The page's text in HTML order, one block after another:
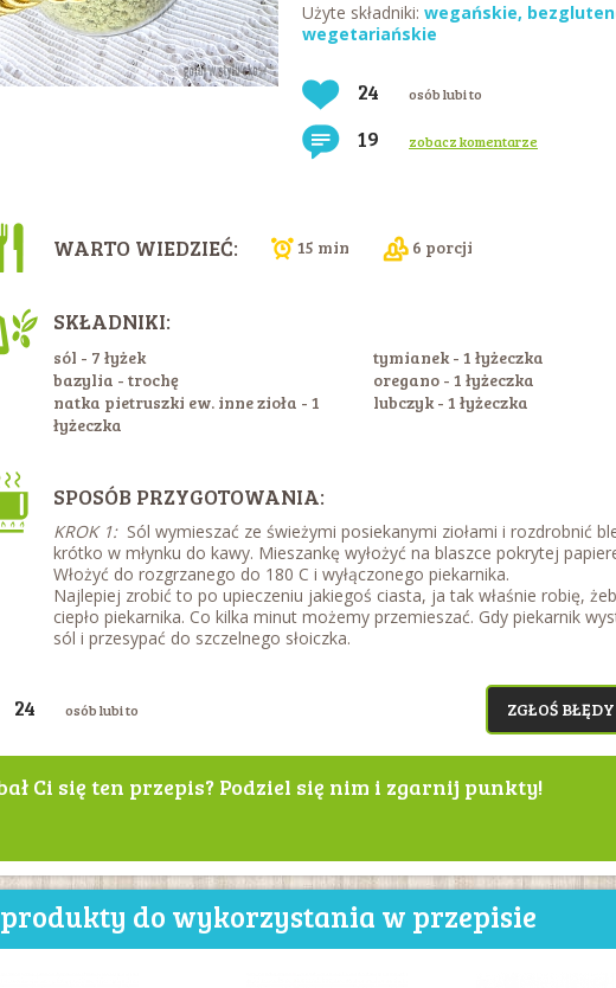
Użyte składniki: wegańskie,
wegetariańskie
24 osób lubi to
19 zobacz komentarze
WARTO WIEDZIEĆ: 15 min 6 porcji
SKŁADNIKI:
sól - 7 łyżek
bazylia - trochę
natka pietruszki ew. inne zioła - 1
łyżeczka
tymianek - 1 łyżeczka
oregano - 1 łyżeczka
lubczyk - 1 łyżeczka
SPOSÓB PRZYGOTOWANIA:
KROK 1:Sól wymieszać ze świeżymi posiekanymi ziołami i rozdrobnić
krótko w młynku do kawy. Mieszankę wyłożyć na blaszce pokrytej
Włożyć do rozgrzanego do 180 C i wyłączonego piekarnika.
Najlepiej zrobić to po upieczeniu jakiegoś ciasta, ja tak właśnie robię,
ciepło piekarnika. Co kilka minut możemy przemieszać. Gdy piekarnik
sól i przesypać do szczelnego słoiczka.
24 osób lubi to ZGŁOŚ
Ci się ten przepis? Podziel się nim i zgarnij punkty!
do wykorzystania w przepisie